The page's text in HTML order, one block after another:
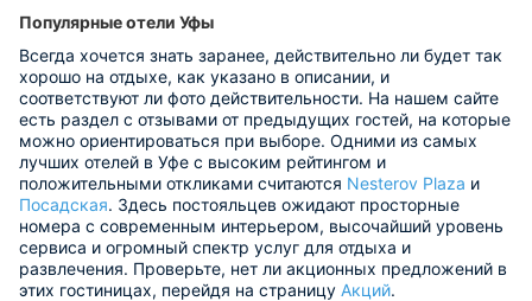
Популярные отели Уфы
Всегда хочется знать заранее, действительно ли будет так
хорошо на отдыхе, как указано в описании, и
соответствуют ли фото действительности. На нашем сайте
есть раздел с отзывами от предыдущих гостей, на которые
можно ориентироваться при выборе. Одними из самых
лучших отелей в Уфе с высоким рейтингом и
положительными откликами считаются Nesterov Plaza и
Посадская. Здесь постояльцев ожидают просторные
номера с современным интерьером, высочайший уровень
сервиса и огромный спектр услуг для отдыха и
развлечения. Проверьте, нет ли акционных предложений в
этих гостиницах, перейдя на страницу Акций.